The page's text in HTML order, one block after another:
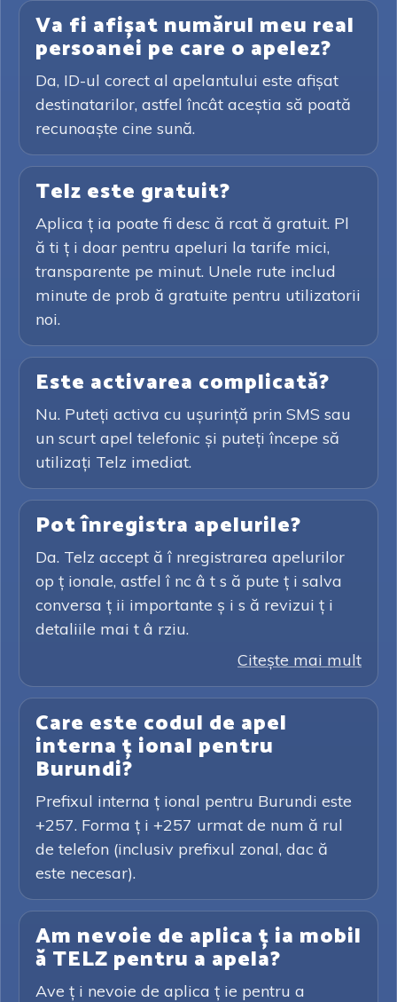
Va fi afișat numărul meu real
persoanei pe care o apelez?
Da, ID-ul corect al apelantului este afișat
destinatarilor, astfel încât aceștia să poată
recunoaște cine sună.
Telz este gratuit?
Aplica ț ia poate fi desc ă rcat ă gratuit. Pl
ă ti ț i doar pentru apeluri la tarife mici,
transparente pe minut. Unele rute includ
minute de prob ă gratuite pentru utilizatorii
noi.
Este activarea complicată?
Nu. Puteți activa cu ușurință prin SMS sau
un scurt apel telefonic și puteți începe să
utilizați Telz imediat.
Pot înregistra apelurile?
Da. Telz accept ă î nregistrarea apelurilor
op ț ionale, astfel î nc â t s ă pute ț i salva
conversa ț ii importante ș i s ă revizui ț i
detaliile mai t â rziu.
Citeşte mai mult
Care este codul de apel
interna ț ional pentru
Burundi?
Prefixul interna ț ional pentru Burundi este
+257. Forma ț i +257 urmat de num ă rul
de telefon (inclusiv prefixul zonal, dac ă
este necesar).
Am nevoie de aplica ț ia mobil
ă TELZ pentru a apela?
Ave ț i nevoie de aplica ț ie pentru a